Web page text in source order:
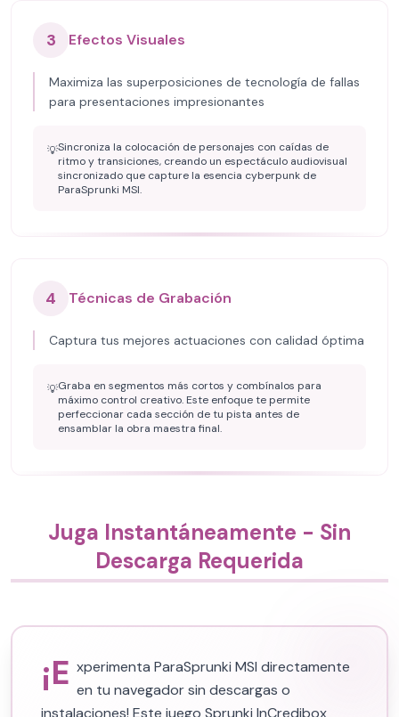
3 Efectos Visuales
Maximiza las superposiciones de tecnología de fallas
para presentaciones impresionantes
💡Sincroniza la colocación de personajes con caídas de
ritmo y transiciones, creando un espectáculo audiovisual
sincronizado que capture la esencia cyberpunk de
ParaSprunki MSI.
4 Técnicas de Grabación
Captura tus mejores actuaciones con calidad óptima
💡Graba en segmentos más cortos y combínalos para
máximo control creativo. Este enfoque te permite
perfeccionar cada sección de tu pista antes de
ensamblar la obra maestra final.
Juga Instantáneamente - Sin
Descarga Requerida
¡E xperimenta ParaSprunki MSI directamente
en tu navegador sin descargas o
instalaciones! Este juego Sprunki InCredibox